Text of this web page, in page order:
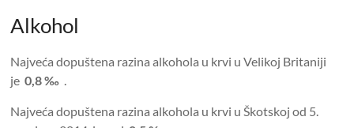
Alkohol
Najveća dopuštena razina alkohola u krvi u Velikoj Britaniji
je0,8 ‰ .
Najveća dopuštena razina alkohola u krvi u Škotskoj od 5.